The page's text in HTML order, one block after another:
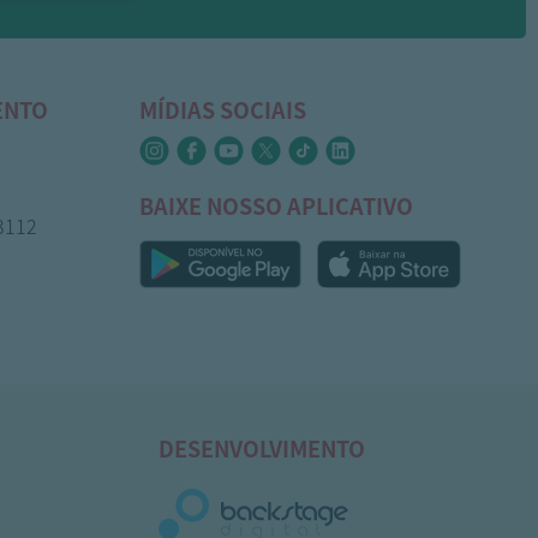
MÍDIAS SOCIAIS
BAIXE NOSSO APLICATIVO
DESENVOLVIMENTO